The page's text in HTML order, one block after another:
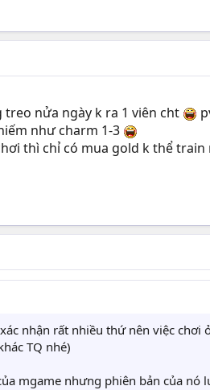
nửa ngày k ra 1 viên cht
như charm 1-3
thì chỉ có mua gold k thể
nhận rất nhiều thứ nên việc
TQ nhé)
mgame nhưng phiên bản của